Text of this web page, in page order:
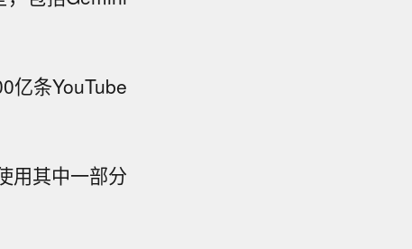
亿条YouTube
用其中一部分